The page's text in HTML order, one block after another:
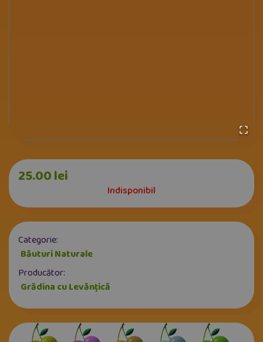
25.00lei
Indisponibil
Categorie:
Băuturi Naturale
Producător:
Grădina cu Levănțică